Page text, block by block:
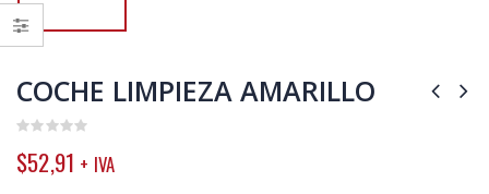
COCHE LIMPIEZA AMARILLO
out
of
$52,91 + IVA